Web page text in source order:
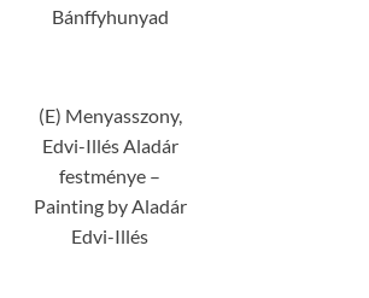
Bánffyhunyad
(E) Menyasszony,
Edvi-Illés Aladár
festménye –
Painting by Aladár
Edvi-Illés